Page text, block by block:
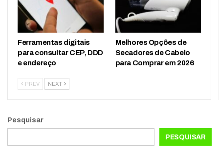
Ferramentas digitais
para consultar CEP, DDD
e endereço
Melhores Opções de
Secadores de Cabelo
para Comprar em 2026
PREV NEXT
Pesquisar
PESQUISAR